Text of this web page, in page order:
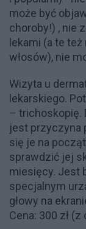
może być
choroby!) , nie
lekami (a te
włosów), nie
Wizyta u
lekarskiego.
– trichoskopię.
jest przyczyna
się je na
sprawdzić jej
miesięcy. Jest
specjalnym
głowy na
Cena: 300 zł